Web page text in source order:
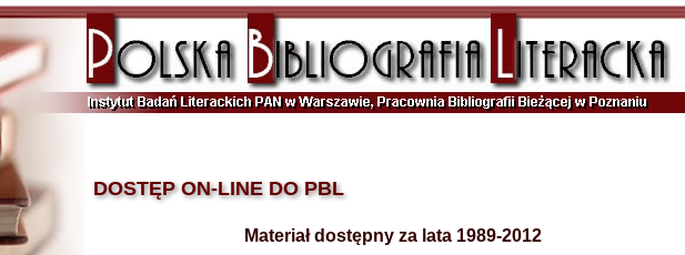
DOSTĘP ON-LINE DO PBL
Materiał dostępny za lata 1989-2012